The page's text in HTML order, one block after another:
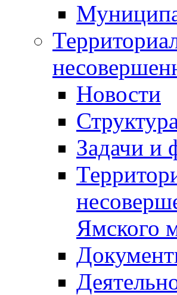
Новости
Задачи и
Ямского